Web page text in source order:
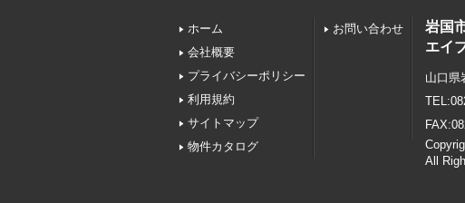
ホーム
会社概要
プライバシーポリシー
利用規約
サイトマップ
物件カタログ
お問い合わせ
岩国
エイ
山口県
All